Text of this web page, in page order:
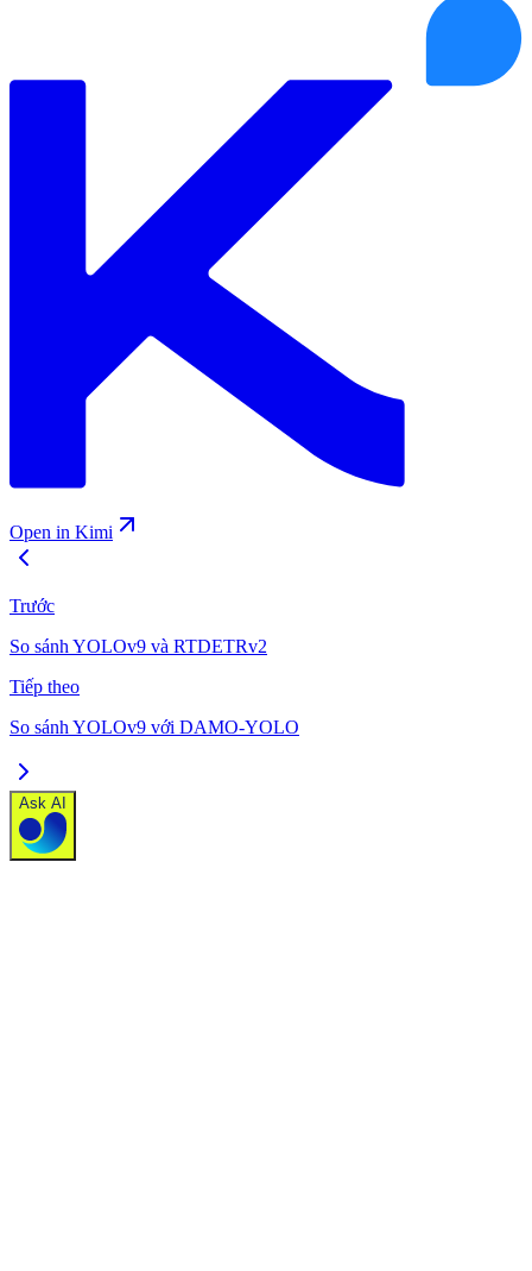
Open in Kimi
Trước
So sánh YOLOv9 và RTDETRv2
Tiếp theo
So sánh YOLOv9 với DAMO-YOLO
Ask AI